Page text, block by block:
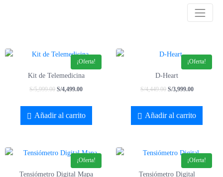
¡Oferta!
Kit de Telemedicina
S/5,999.00 S/4,499.00
Añadir al carrito
¡Oferta!
D-Heart
S/4,449.00 S/3,999.00
Añadir al carrito
¡Oferta!
Tensiómetro Digital Mapa
¡Oferta!
Tensiómetro Digital